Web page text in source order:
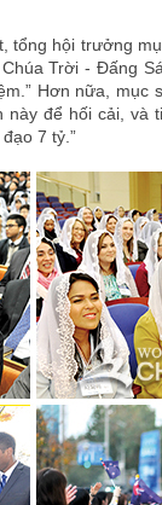
tổng hội trưởng
Trời - Đấng
Hơn nữa, mục
để hối cải, và
7 tỷ.”